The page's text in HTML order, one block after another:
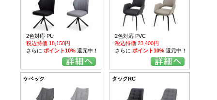
2色対応 PU
税込特価 18,150円
さらに ポイント10% 還元中！
2色対応 PVC
税込特価 23,400円
さらに ポイント10% 還元中！
ケベック タックRC